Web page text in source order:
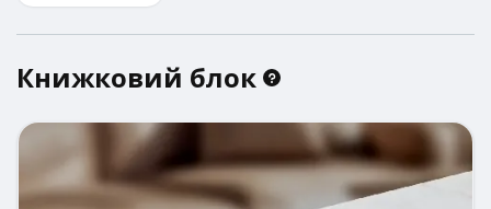
Книжковий блок